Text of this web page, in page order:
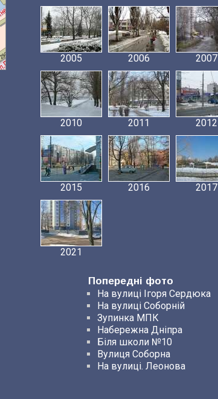
2005 2006 2007
2010 2011 2012
2015 2016 2017
2021
Попередні фото
На вулиці Ігоря Сердюка
На вулиці Соборній
Зупинка МПК
Набережна Дніпра
Біля школи №10
Вулиця Соборна
На вулиці. Леонова